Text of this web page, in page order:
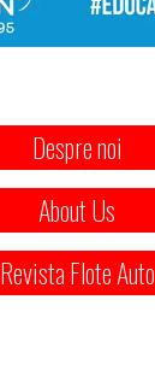
Despre noi
About Us
Revista Flote Auto